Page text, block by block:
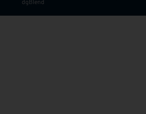
dgBlend